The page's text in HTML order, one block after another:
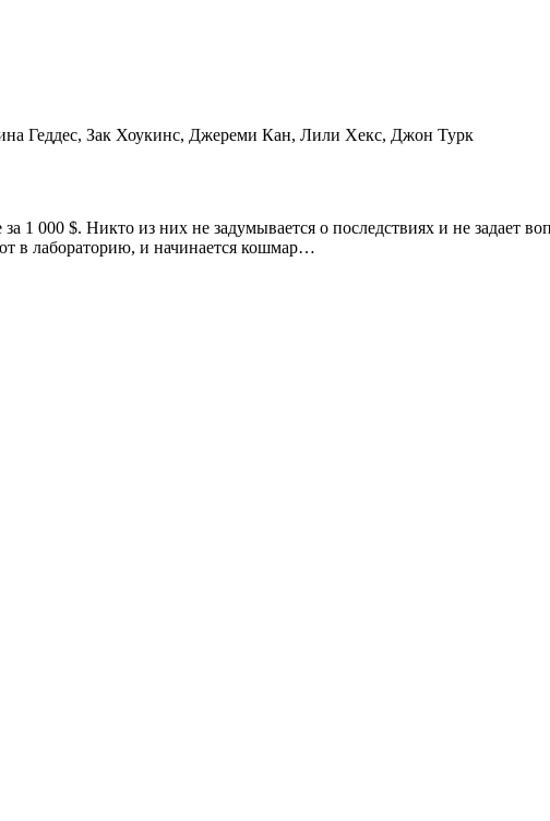
Геддес, Зак Хоукинс, Джереми Кан, Лили Хекс, Джон Турк
1 000 $. Никто из них не задумывается о последствиях и не задает
в лабораторию, и начинается кошмар…